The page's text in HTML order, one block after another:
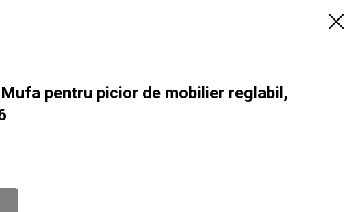
pentru picior de mobilier reglabil,